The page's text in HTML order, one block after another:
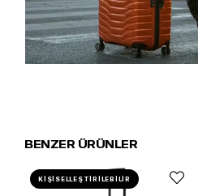
BENZER ÜRÜNLER
KİŞİSELLEŞTİRİLEBİLİR